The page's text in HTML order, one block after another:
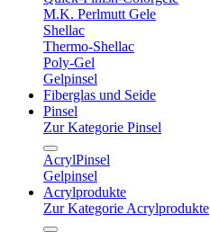
M.K. Perlmutt Gele
Shellac
Thermo-Shellac
Poly-Gel
Gelpinsel
Fiberglas und Seide
Pinsel
Zur Kategorie Pinsel
AcrylPinsel
Gelpinsel
Acrylprodukte
Zur Kategorie Acrylprodukte